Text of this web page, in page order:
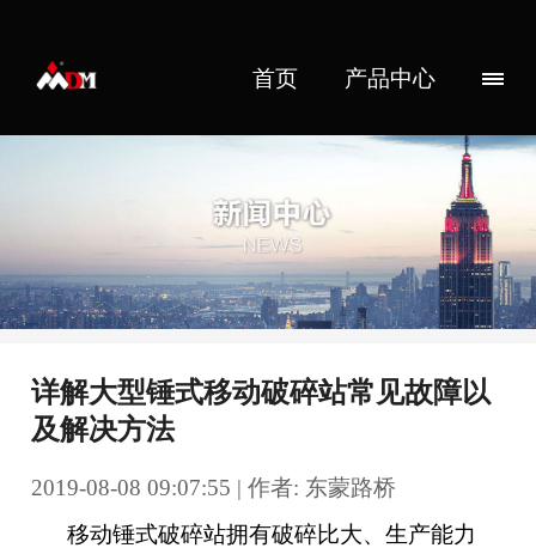
首页 产品中心
详解大型锤式移动破碎站常见故障以
及解决方法
2019-08-08 09:07:55 | 作者: 东蒙路桥
移动锤式破碎站拥有破碎比大、生产能力